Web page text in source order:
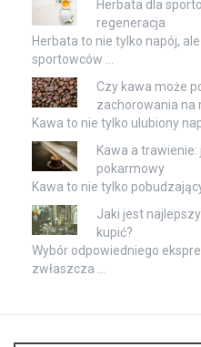
Herbata dla
regeneracja
Herbata to nie tylko napój,
sportowców …
Czy kawa może
zachorowania na
Kawa to nie tylko ulubiony
Kawa a trawienie:
pokarmowy
Kawa to nie tylko
Jaki jest
kupić?
Wybór odpowiedniego
zwłaszcza …